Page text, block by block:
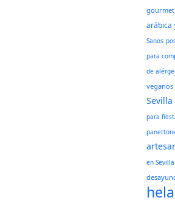
gourmet
arábica
Sanos
para
de
veganos
Sevilla
para
en Sevilla